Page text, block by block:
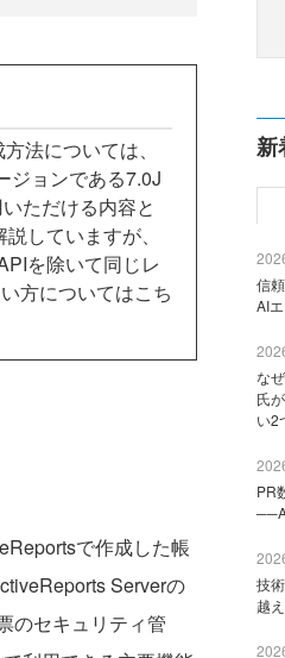
法については、
ジョンである7.0J
ただける内容と
していますが、
を除いて同じレ
方についてはこち
で作成した帳
Serverの
のセキュリティ管
新
信
AI
な
氏
い2
PR
技
越